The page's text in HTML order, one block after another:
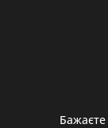
Бажаєте